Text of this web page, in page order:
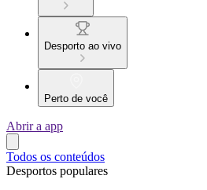
Desporto ao vivo
Perto de você
Abrir a app
Todos os conteúdos
Desportos populares